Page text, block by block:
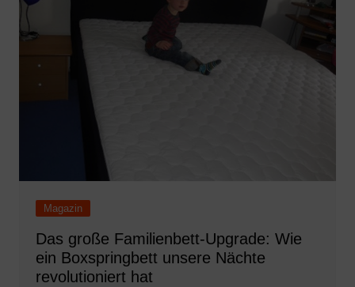
Magazin
Das große Familienbett-Upgrade: Wie
ein Boxspringbett unsere Nächte
revolutioniert hat